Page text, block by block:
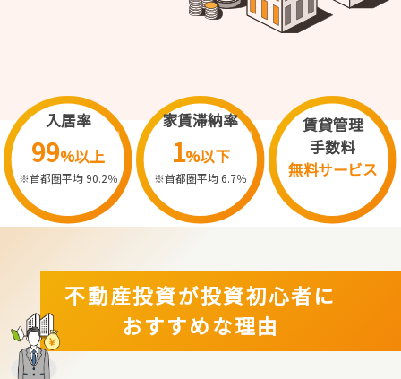
入居率
99%以上
※首都圏平均 90.2％
家賃滞納率
1%以下
※首都圏平均 6.7％
賃貸管理
手数料
無料サービス
不動産投資が投資初心者に
おすすめな理由